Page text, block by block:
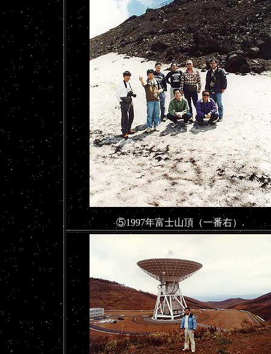
⑤1997年富士山頂（一番右）.